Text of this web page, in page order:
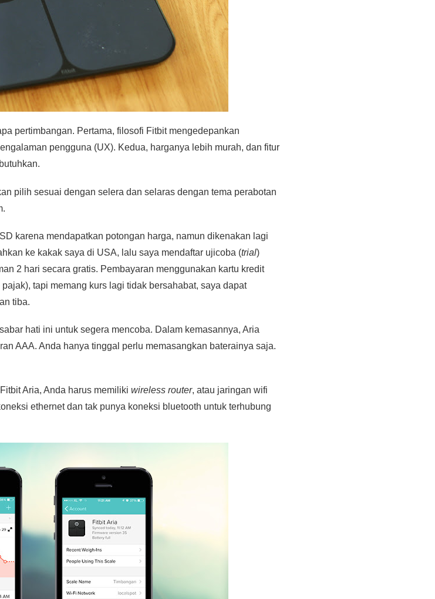
pertimbangan. Pertama, filosofi Fitbit mengedepankan
pengguna (UX). Kedua, harganya lebih murah, dan fitur
pilih sesuai dengan selera dan selaras dengan tema perabotan
karena mendapatkan potongan harga, namun dikenakan lagi
ke kakak saya di USA, lalu saya mendaftar ujicoba (trial)
2 hari secara gratis. Pembayaran menggunakan kartu kredit
tapi memang kurs lagi tidak bersahabat, saya dapat
tiba.
hati ini untuk segera mencoba. Dalam kemasannya, Aria
AAA. Anda hanya tinggal perlu memasangkan baterainya saja.
Aria, Anda harus memiliki wireless router, atau jaringan wifi
ethernet dan tak punya koneksi bluetooth untuk terhubung